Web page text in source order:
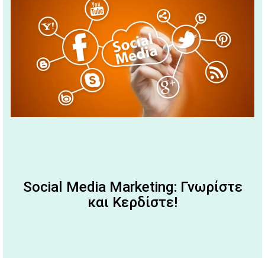
Social Media Marketing: Γνωρίστε
και Κερδίστε!